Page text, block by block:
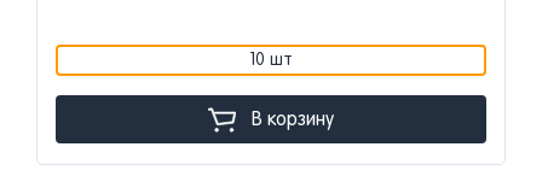
10 шт
В корзину